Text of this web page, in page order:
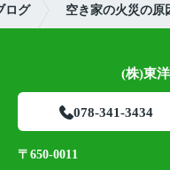
ログ 空き家の火災の原
(株)東
078-341-3434
〒650-0011